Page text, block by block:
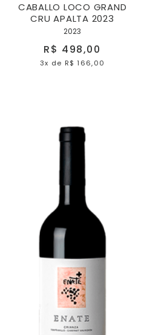
CABALLO LOCO GRAND
CRU APALTA 2023
2023
R$ 498,00
3x de R$ 166,00